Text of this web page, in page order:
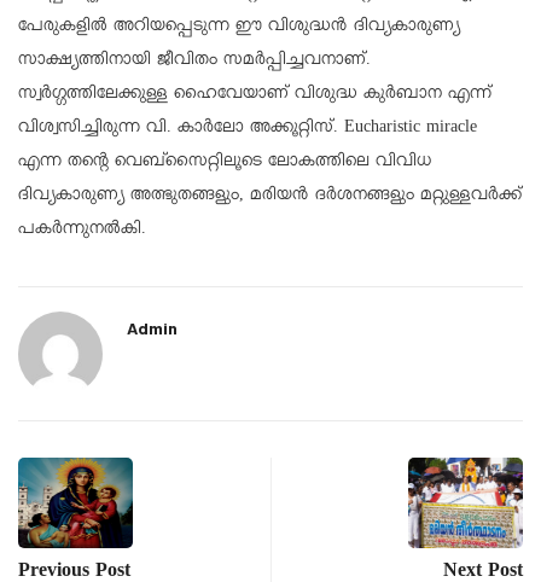
പേരുകളില്‍ അറിയപ്പെടുന്ന ഈ വിശുദ്ധന്‍ ദിവ്യകാരുണ്യ
സാക്ഷ്യത്തിനായി ജീവിതം സമര്‍പ്പിച്ചവനാണ്.
സ്വര്‍ഗ്ഗത്തിലേക്കുള്ള ഹൈവേയാണ് വിശുദ്ധ കുര്‍ബാന എന്ന്
വിശ്വസിച്ചിരുന്ന വി. കാര്‍ലോ അക്കൂറ്റിസ്. Eucharistic miracle
എന്ന തന്റെ വെബ്സൈറ്റിലൂടെ ലോകത്തിലെ വിവിധ
ദിവ്യകാരുണ്യ അത്ഭുതങ്ങളും, മരിയന്‍ ദര്‍ശനങ്ങളും മറ്റുള്ളവര്‍ക്ക്
പകര്‍ന്നുനല്‍കി.
Admin
Previous Post Next Post